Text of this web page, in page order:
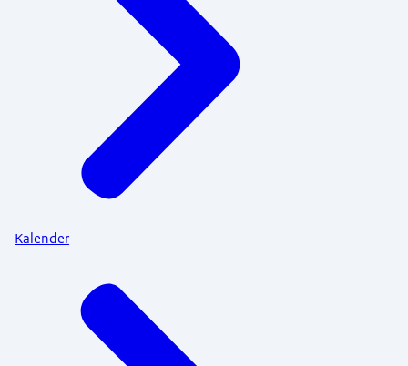
Kalender